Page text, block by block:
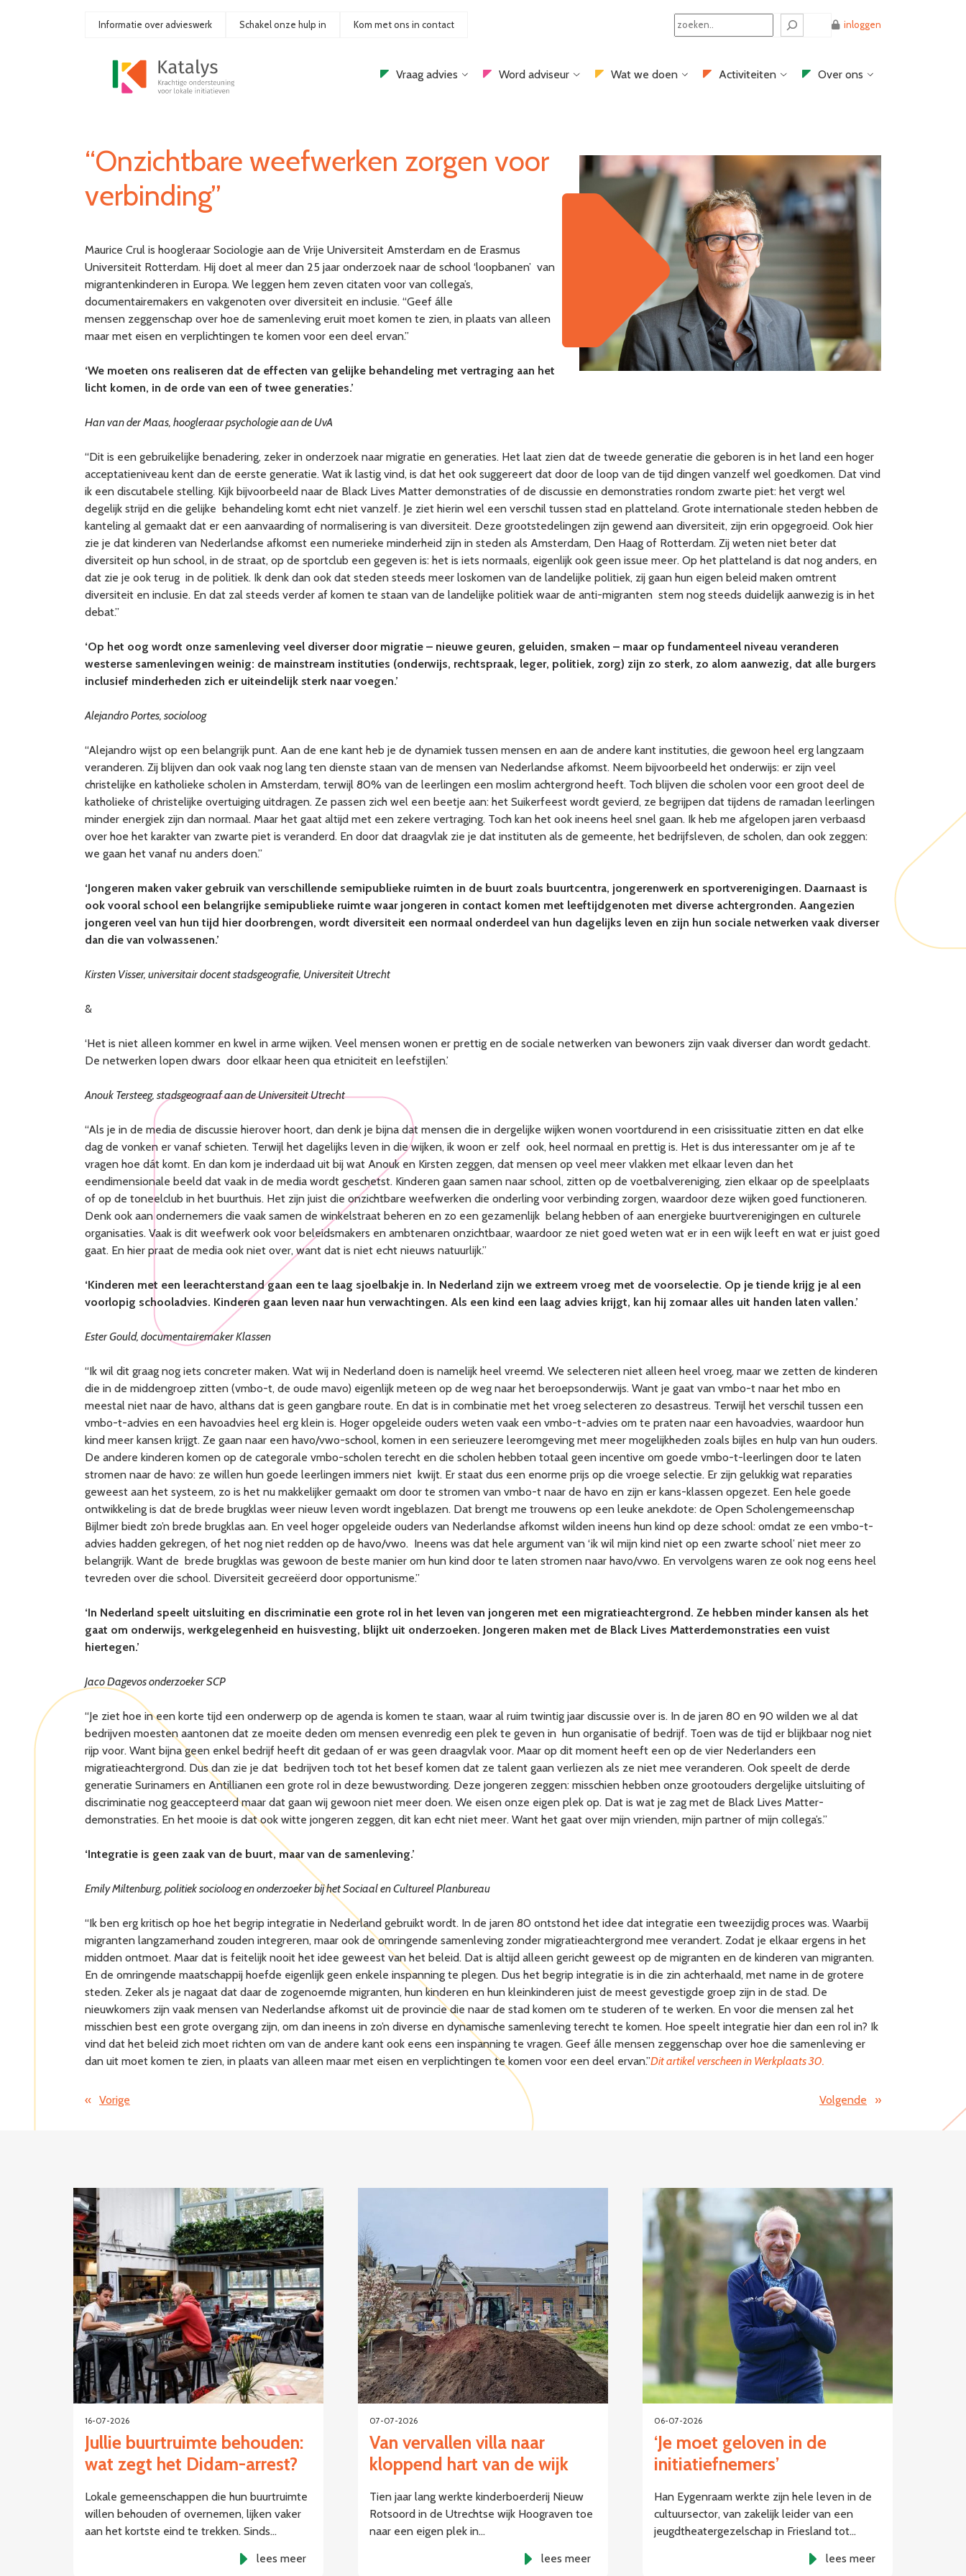
Informatie over advieswerk Schakel onze hulp in Kom met ons in contact
Search
inloggen
Vraag advies Word adviseur Wat we doen Activiteiten Over ons
“Onzichtbare weefwerken zorgen voor
verbinding”
Maurice Crul is hoogleraar Sociologie aan de Vrije Universiteit Amsterdam en de Erasmus
Universiteit Rotterdam. Hij doet al meer dan 25 jaar onderzoek naar de school ‘loopbanen’ van
migrantenkinderen in Europa. We leggen hem zeven citaten voor van collega’s,
documentairemakers en vakgenoten over diversiteit en inclusie. “Geef álle
mensen zeggenschap over hoe de samenleving eruit moet komen te zien, in plaats van alleen
maar met eisen en verplichtingen te komen voor een deel ervan.”
‘We moeten ons realiseren dat de effecten van gelijke behandeling met vertraging aan het
licht komen, in de orde van een of twee generaties.’
Han van der Maas, hoogleraar psychologie aan de UvA
“Dit is een gebruikelijke benadering, zeker in onderzoek naar migratie en generaties. Het laat zien dat de tweede generatie die geboren is in het land een hoger
acceptatieniveau kent dan de eerste generatie. Wat ik lastig vind, is dat het ook suggereert dat door de loop van de tijd dingen vanzelf wel goedkomen. Dat vind
ik een discutabele stelling. Kijk bijvoorbeeld naar de Black Lives Matter demonstraties of de discussie en demonstraties rondom zwarte piet: het vergt wel
degelijk strijd en die gelijke behandeling komt echt niet vanzelf. Je ziet hierin wel een verschil tussen stad en platteland. Grote internationale steden hebben de
kanteling al gemaakt dat er een aanvaarding of normalisering is van diversiteit. Deze grootstedelingen zijn gewend aan diversiteit, zijn erin opgegroeid. Ook hier
zie je dat kinderen van Nederlandse afkomst een numerieke minderheid zijn in steden als Amsterdam, Den Haag of Rotterdam. Zij weten niet beter dat
diversiteit op hun school, in de straat, op de sportclub een gegeven is: het is iets normaals, eigenlijk ook geen issue meer. Op het platteland is dat nog anders, en
dat zie je ook terug in de politiek. Ik denk dan ook dat steden steeds meer loskomen van de landelijke politiek, zij gaan hun eigen beleid maken omtrent
diversiteit en inclusie. En dat zal steeds verder af komen te staan van de landelijke politiek waar de anti-migranten stem nog steeds duidelijk aanwezig is in het
debat.”
‘Op het oog wordt onze samenleving veel diverser door migratie – nieuwe geuren, geluiden, smaken – maar op fundamenteel niveau veranderen
westerse samenlevingen weinig: de mainstream instituties (onderwijs, rechtspraak, leger, politiek, zorg) zijn zo sterk, zo alom aanwezig, dat alle burgers
inclusief minderheden zich er uiteindelijk sterk naar voegen.’
Alejandro Portes, socioloog
“Alejandro wijst op een belangrijk punt. Aan de ene kant heb je de dynamiek tussen mensen en aan de andere kant instituties, die gewoon heel erg langzaam
veranderen. Zij blijven dan ook vaak nog lang ten dienste staan van de mensen van Nederlandse afkomst. Neem bijvoorbeeld het onderwijs: er zijn veel
christelijke en katholieke scholen in Amsterdam, terwijl 80% van de leerlingen een moslim achtergrond heeft. Toch blijven die scholen voor een groot deel de
katholieke of christelijke overtuiging uitdragen. Ze passen zich wel een beetje aan: het Suikerfeest wordt gevierd, ze begrijpen dat tijdens de ramadan leerlingen
minder energiek zijn dan normaal. Maar het gaat altijd met een zekere vertraging. Toch kan het ook ineens heel snel gaan. Ik heb me afgelopen jaren verbaasd
over hoe het karakter van zwarte piet is veranderd. En door dat draagvlak zie je dat instituten als de gemeente, het bedrijfsleven, de scholen, dan ook zeggen:
we gaan het vanaf nu anders doen.”
‘Jongeren maken vaker gebruik van verschillende semipublieke ruimten in de buurt zoals buurtcentra, jongerenwerk en sportverenigingen. Daarnaast is
ook vooral school een belangrijke semipublieke ruimte waar jongeren in contact komen met leeftijdgenoten met diverse achtergronden. Aangezien
jongeren veel van hun tijd hier doorbrengen, wordt diversiteit een normaal onderdeel van hun dagelijks leven en zijn hun sociale netwerken vaak diverser
dan die van volwassenen.’
Kirsten Visser, universitair docent stadsgeografie, Universiteit Utrecht
&
‘Het is niet alleen kommer en kwel in arme wijken. Veel mensen wonen er prettig en de sociale netwerken van bewoners zijn vaak diverser dan wordt gedacht.
De netwerken lopen dwars door elkaar heen qua etniciteit en leefstijlen.’
Anouk Tersteeg, stadsgeograaf aan de Universiteit Utrecht
“Als je in de media de discussie hierover hoort, dan denk je bijna dat mensen die in dergelijke wijken wonen voortdurend in een crisissituatie zitten en dat elke
dag de vonken er vanaf schieten. Terwijl het dagelijks leven in die wijken, ik woon er zelf ook, heel normaal en prettig is. Het is dus interessanter om je af te
vragen hoe dát komt. En dan kom je inderdaad uit bij wat Anouk en Kirsten zeggen, dat mensen op veel meer vlakken met elkaar leven dan het
eendimensionale beeld dat vaak in de media wordt geschetst. Kinderen gaan samen naar school, zitten op de voetbalvereniging, zien elkaar op de speelplaats
of op de toneelclub in het buurthuis. Het zijn juist die onzichtbare weefwerken die onderling voor verbinding zorgen, waardoor deze wijken goed functioneren.
Denk ook aan ondernemers die vaak samen de winkelstraat beheren en zo een gezamenlijk belang hebben of aan energieke buurtverenigingen en culturele
organisaties. Vaak is dit weefwerk ook voor beleidsmakers en ambtenaren onzichtbaar, waardoor ze niet goed weten wat er in een wijk leeft en wat er juist goed
gaat. En hier praat de media ook niet over, want dat is niet echt nieuws natuurlijk.”
‘Kinderen met een leerachterstand gaan een te laag sjoelbakje in. In Nederland zijn we extreem vroeg met de voorselectie. Op je tiende krijg je al een
voorlopig schooladvies. Kinderen gaan leven naar hun verwachtingen. Als een kind een laag advies krijgt, kan hij zomaar alles uit handen laten vallen.’
Ester Gould, documentairemaker Klassen
“Ik wil dit graag nog iets concreter maken. Wat wij in Nederland doen is namelijk heel vreemd. We selecteren niet alleen heel vroeg, maar we zetten de kinderen
die in de middengroep zitten (vmbo-t, de oude mavo) eigenlijk meteen op de weg naar het beroepsonderwijs. Want je gaat van vmbo-t naar het mbo en
meestal niet naar de havo, althans dat is geen gangbare route. En dat is in combinatie met het vroeg selecteren zo desastreus. Terwijl het verschil tussen een
vmbo-t-advies en een havoadvies heel erg klein is. Hoger opgeleide ouders weten vaak een vmbo-t-advies om te praten naar een havoadvies, waardoor hun
kind meer kansen krijgt. Ze gaan naar een havo/vwo-school, komen in een serieuzere leeromgeving met meer mogelijkheden zoals bijles en hulp van hun ouders.
De andere kinderen komen op de categorale vmbo-scholen terecht en die scholen hebben totaal geen incentive om goede vmbo-t-leerlingen door te laten
stromen naar de havo: ze willen hun goede leerlingen immers niet kwijt. Er staat dus een enorme prijs op die vroege selectie. Er zijn gelukkig wat reparaties
geweest aan het systeem, zo is het nu makkelijker gemaakt om door te stromen van vmbo-t naar de havo en zijn er kans-klassen opgezet. Een hele goede
ontwikkeling is dat de brede brugklas weer nieuw leven wordt ingeblazen. Dat brengt me trouwens op een leuke anekdote: de Open Scholengemeenschap
Bijlmer biedt zo’n brede brugklas aan. En veel hoger opgeleide ouders van Nederlandse afkomst wilden ineens hun kind op deze school: omdat ze een vmbo-t-
advies hadden gekregen, of het nog niet redden op de havo/vwo. Ineens was dat hele argument van ‘ik wil mijn kind niet op een zwarte school’ niet meer zo
belangrijk. Want de brede brugklas was gewoon de beste manier om hun kind door te laten stromen naar havo/vwo. En vervolgens waren ze ook nog eens heel
tevreden over die school. Diversiteit gecreëerd door opportunisme.”
‘In Nederland speelt uitsluiting en discriminatie een grote rol in het leven van jongeren met een migratieachtergrond. Ze hebben minder kansen als het
gaat om onderwijs, werkgelegenheid en huisvesting, blijkt uit onderzoeken. Jongeren maken met de Black Lives Matterdemonstraties een vuist
hiertegen.’
Jaco Dagevos onderzoeker SCP
“Je ziet hoe in een korte tijd een onderwerp op de agenda is komen te staan, waar al ruim twintig jaar discussie over is. In de jaren 80 en 90 wilden we al dat
bedrijven moesten aantonen dat ze moeite deden om mensen evenredig een plek te geven in hun organisatie of bedrijf. Toen was de tijd er blijkbaar nog niet
rijp voor. Want bijna geen enkel bedrijf heeft dit gedaan of er was geen draagvlak voor. Maar op dit moment heeft een op de vier Nederlanders een
migratieachtergrond. Dus dan zie je dat bedrijven toch tot het besef komen dat ze talent gaan verliezen als ze niet mee veranderen. Ook speelt de derde
generatie Surinamers en Antillianen een grote rol in deze bewustwording. Deze jongeren zeggen: misschien hebben onze grootouders dergelijke uitsluiting of
discriminatie nog geaccepteerd maar dat gaan wij gewoon niet meer doen. We eisen onze eigen plek op. Dat is wat je zag met de Black Lives Matter-
demonstraties. En het mooie is dat ook witte jongeren zeggen, dit kan echt niet meer. Want het gaat over mijn vrienden, mijn partner of mijn collega’s.”
‘Integratie is geen zaak van de buurt, maar van de samenleving.’
Emily Miltenburg, politiek socioloog en onderzoekerbij het Sociaal en Cultureel Planbureau
“Ik ben erg kritisch op hoe het begrip integratie in Nederland gebruikt wordt. In de jaren 80 ontstond het idee dat integratie een tweezijdig proces was. Waarbij
migranten langzamerhand zouden integreren, maar ook de omringende samenleving zonder migratieachtergrond mee verandert. Zodat je elkaar ergens in het
midden ontmoet. Maar dat is feitelijk nooit het idee geweest van het beleid. Dat is altijd alleen gericht geweest op de migranten en de kinderen van migranten.
En de omringende maatschappij hoefde eigenlijk geen enkele inspanning te plegen. Dus het begrip integratie is in die zin achterhaald, met name in de grotere
steden. Zeker als je nagaat dat daar de zogenoemde migranten, hun kinderen en hun kleinkinderen juist de meest gevestigde groep zijn in de stad. De
nieuwkomers zijn vaak mensen van Nederlandse afkomst uit de provincie die naar de stad komen om te studeren of te werken. En voor die mensen zal het
misschien best een grote overgang zijn, om dan ineens in zo’n diverse en dynamische samenleving terecht te komen. Hoe speelt integratie hier dan een rol in? Ik
vind dat het beleid zich moet richten om van de andere kant ook eens een inspanning te vragen. Geef álle mensen zeggenschap over hoe die samenleving er
dan uit moet komen te zien, in plaats van alleen maar met eisen en verplichtingen te komen voor een deel ervan.”Dit artikel verscheen in Werkplaats 30.
« Vorige Volgende »
16-07-2026
Jullie buurtruimte behouden:
wat zegt het Didam-arrest?
Lokale gemeenschappen die hun buurtruimte
willen behouden of overnemen, lijken vaker
aan het kortste eind te trekken. Sinds…
lees meer
07-07-2026
Van vervallen villa naar
kloppend hart van de wijk
Tien jaar lang werkte kinderboerderij Nieuw
Rotsoord in de Utrechtse wijk Hoograven toe
naar een eigen plek in…
lees meer
06-07-2026
‘Je moet geloven in de
initiatiefnemers’
Han Eygenraam werkte zijn hele leven in de
cultuursector, van zakelijk leider van een
jeugdtheatergezelschap in Friesland tot…
lees meer